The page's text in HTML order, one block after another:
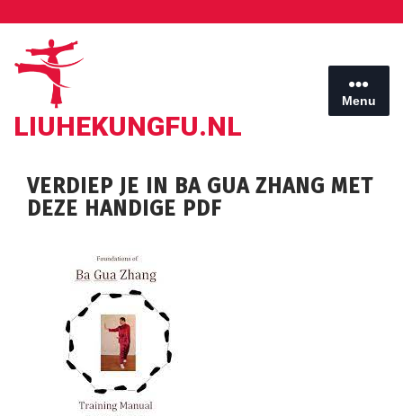
inhoud
LIUHEKUNGFU.NL
Menu
VERDIEP JE IN BA GUA ZHANG MET
DEZE HANDIGE PDF